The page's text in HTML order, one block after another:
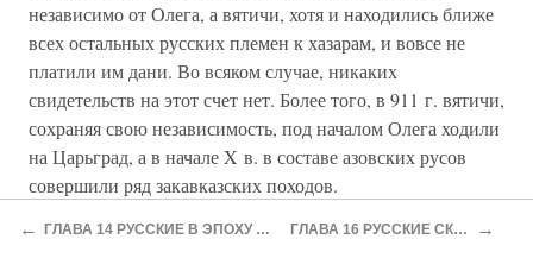
независимо от Олега, а вятичи, хотя и находились ближе
всех остальных русских племен к хазарам, и вовсе не
платили им дани. Во всяком случае, никаких
свидетельств на этот счет нет. Более того, в 911 г. вятичи,
сохраняя свою независимость, под началом Олега ходили
на Царьград, а в начале X в. в составе азовских русов
совершили ряд закавказских походов.
Впоследствии Русь с переменным успехом билась с
← ГЛАВА 14 РУССКИЕ В ЭПОХУ ВЕЛИКОГО ПЕРЕСЕЛЕНИЯ НАРОДОВ ГЛАВА 16 РУССКИЕ СКАЗКИ О НАШЕСТВИИ ХАЗАР →